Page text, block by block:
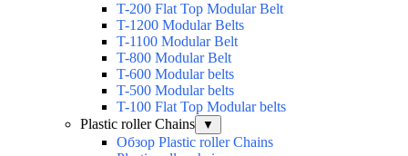
T-200 Flat Top Modular Belt
T-1200 Modular Belts
T-1100 Modular Belt
T-800 Modular Belt
T-600 Modular belts
T-500 Modular belts
T-100 Flat Top Modular belts
Plastic roller Chains
▼
Обзор Plastic roller Chains